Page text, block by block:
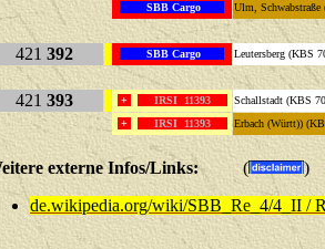
SBB Cargo
Ulm,
421 392 SBB Cargo Leutersberg (KBS
421 393 + IRSI 11393
Schallstadt
+
IRSI 11393 Erbach (Württ))
externe Infos/Links:(
)
de.wikipedia.org/wiki/SBB_Re_4/4_II /